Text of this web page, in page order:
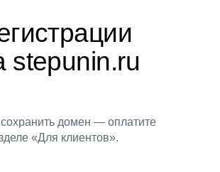
stepunin.ru
домен — оплатите
«Для клиентов».